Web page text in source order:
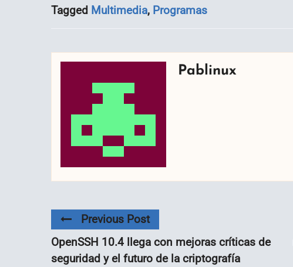
Tagged Multimedia, Programas
Pablinux
Previous Post
OpenSSH 10.4 llega con mejoras críticas de
seguridad y el futuro de la criptografía